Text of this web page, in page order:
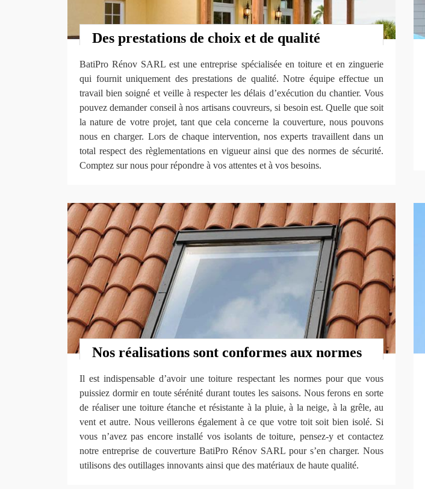
Des prestations de choix et de qualité
BatiPro Rénov SARL est une entreprise spécialisée en toiture et en zinguerie
qui fournit uniquement des prestations de qualité. Notre équipe effectue un
travail bien soigné et veille à respecter les délais d’exécution du chantier. Vous
pouvez demander conseil à nos artisans couvreurs, si besoin est. Quelle que soit
la nature de votre projet, tant que cela concerne la couverture, nous pouvons
nous en charger. Lors de chaque intervention, nos experts travaillent dans un
total respect des règlementations en vigueur ainsi que des normes de sécurité.
Comptez sur nous pour répondre à vos attentes et à vos besoins.
Nos réalisations sont conformes aux normes
Il est indispensable d’avoir une toiture respectant les normes pour que vous
puissiez dormir en toute sérénité durant toutes les saisons. Nous ferons en sorte
de réaliser une toiture étanche et résistante à la pluie, à la neige, à la grêle, au
vent et autre. Nous veillerons également à ce que votre toit soit bien isolé. Si
vous n’avez pas encore installé vos isolants de toiture, pensez-y et contactez
notre entreprise de couverture BatiPro Rénov SARL pour s’en charger. Nous
utilisons des outillages innovants ainsi que des matériaux de haute qualité.